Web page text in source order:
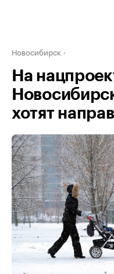
Новосибирск
На
хотят